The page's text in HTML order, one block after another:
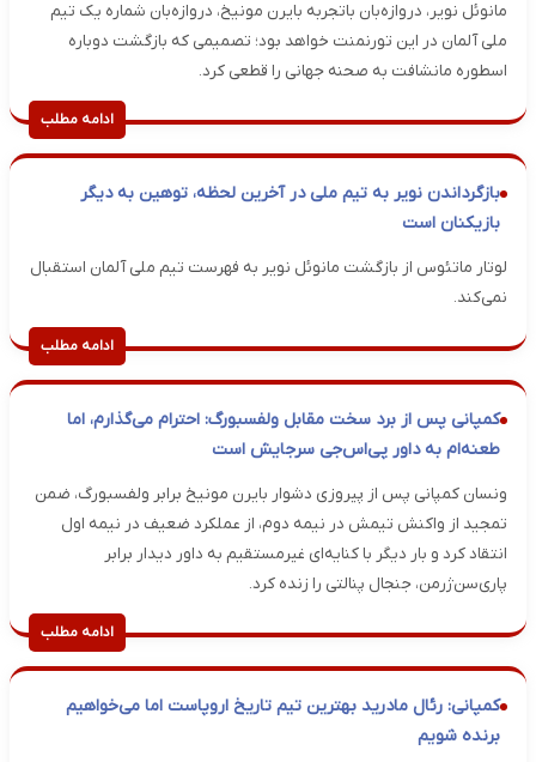
مانوئل نویر، دروازه‌بان باتجربه بایرن مونیخ، دروازه‌بان شماره یک تیم
ملی آلمان در این تورنمنت خواهد بود؛ تصمیمی که بازگشت دوباره
اسطوره مانشافت به صحنه جهانی را قطعی کرد.
ادامه مطلب
بازگرداندن نویر به تیم ملی در آخرین لحظه، توهین به دیگر
بازیکنان است
لوتار ماتئوس از بازگشت مانوئل نویر به فهرست تیم ملی آلمان استقبال
نمی‌کند.
ادامه مطلب
کمپانی پس از برد سخت مقابل ولفسبورگ: احترام می‌گذارم، اما
طعنه‌ام به داور پی‌اس‌جی سرجایش است
ونسان کمپانی پس از پیروزی دشوار بایرن مونیخ برابر ولفسبورگ، ضمن
تمجید از واکنش تیمش در نیمه دوم، از عملکرد ضعیف در نیمه اول
انتقاد کرد و بار دیگر با کنایه‌ای غیرمستقیم به داور دیدار برابر
پاری‌سن‌ژرمن، جنجال پنالتی را زنده کرد.
ادامه مطلب
کمپانی: رئال مادرید بهترین تیم تاریخ اروپاست اما می‌خواهیم
برنده شویم